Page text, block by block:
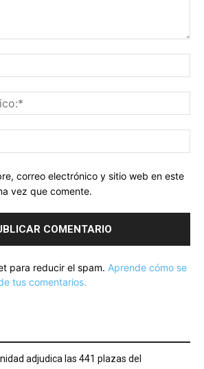
correo electrónico y sitio web en este
vez que comente.
para reducir el spam. Aprende cómo se
tus comentarios.
adjudica las 441 plazas del